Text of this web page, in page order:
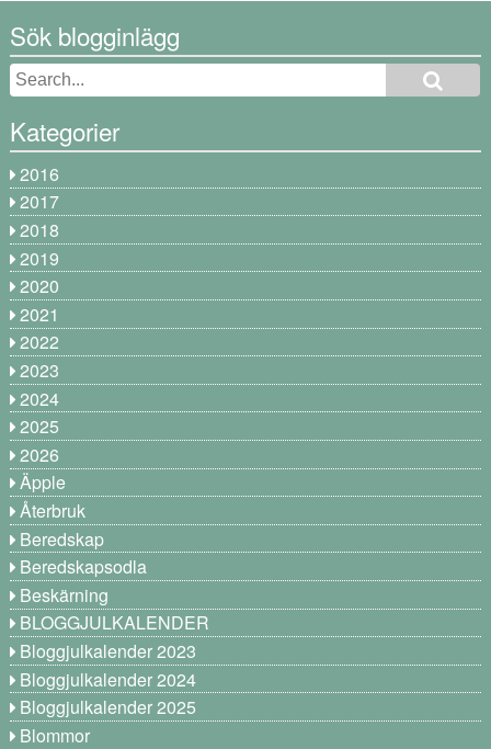
Sök blogginlägg
Kategorier
2016
2017
2018
2019
2020
2021
2022
2023
2024
2025
2026
Äpple
Återbruk
Beredskap
Beredskapsodla
Beskärning
BLOGGJULKALENDER
Bloggjulkalender 2023
Bloggjulkalender 2024
Bloggjulkalender 2025
Blommor